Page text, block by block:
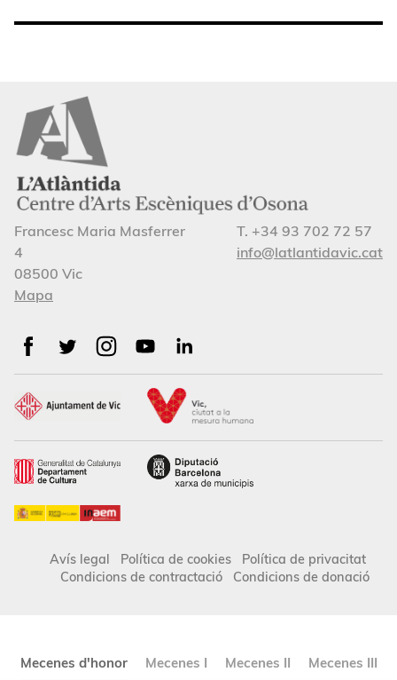
Francesc Maria Masferrer
4
08500 Vic
Mapa
T. +34 93 702 72 57
info@latlantidavic.cat
Avís legal Política de cookies
Política de privacitat
Condicions de contractació
Condicions de donació
Mecenes d'honor Mecenes I Mecenes II Mecenes III